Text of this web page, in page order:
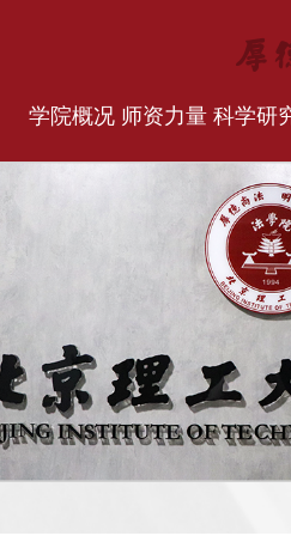
学院概况 师资力量 科学研